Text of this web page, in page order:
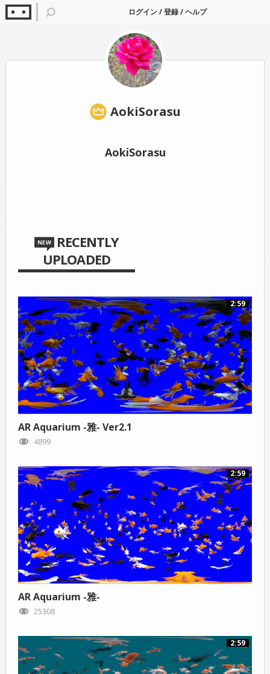
ログイン/登録/ヘルプ
AokiSorasu
AokiSorasu
RECENTLY
UPLOADED
2:59
AR Aquarium -雅- Ver2.1
4899
2:59
AR Aquarium -雅-
25308
2:59